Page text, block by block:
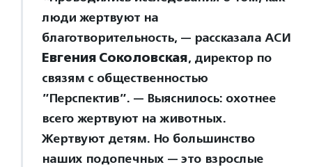
люди жертвуют на
благотворительность, — рассказала АСИ
Евгения Соколовская, директор по
связям с общественностью
”Перспектив”. — Выяснилось: охотнее
всего жертвуют на животных.
Жертвуют детям. Но большинство
наших подопечных — это взрослые